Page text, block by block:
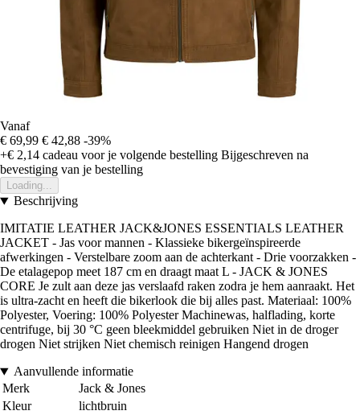
Vanaf
€ 69,99 € 42,88 -39%
+€ 2,14 cadeau voor je volgende bestelling Bijgeschreven na
bevestiging van je bestelling
Loading...
Beschrijving
IMITATIE LEATHER JACK&JONES ESSENTIALS LEATHER
JACKET - Jas voor mannen - Klassieke bikergeïnspireerde
afwerkingen - Verstelbare zoom aan de achterkant - Drie voorzakken -
De etalagepop meet 187 cm en draagt maat L - JACK & JONES
CORE Je zult aan deze jas verslaafd raken zodra je hem aanraakt. Het
is ultra-zacht en heeft die bikerlook die bij alles past. Materiaal: 100%
Polyester, Voering: 100% Polyester Machinewas, halflading, korte
centrifuge, bij 30 °C geen bleekmiddel gebruiken Niet in de droger
drogen Niet strijken Niet chemisch reinigen Hangend drogen
Aanvullende informatie
Merk
Jack & Jones
Kleur
lichtbruin